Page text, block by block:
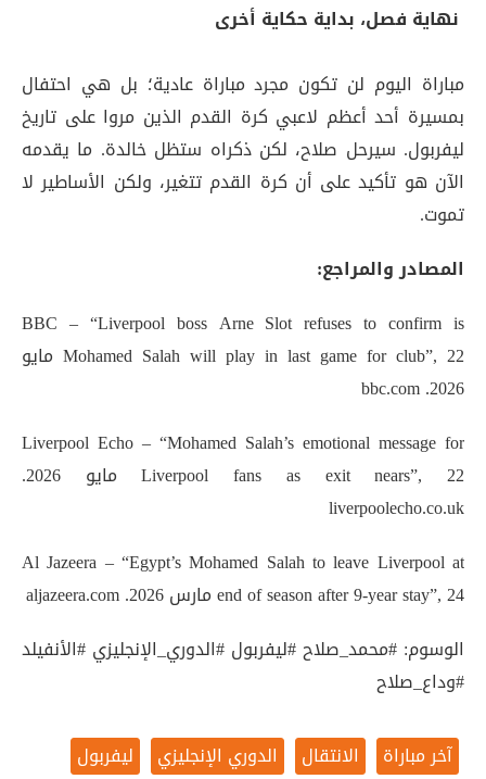
نهاية فصل، بداية حكاية أخرى
مباراة اليوم لن تكون مجرد مباراة عادية؛ بل هي احتفال
بمسيرة أحد أعظم لاعبي كرة القدم الذين مروا على تاريخ
ليفربول. سيرحل صلاح، لكن ذكراه ستظل خالدة. ما يقدمه
الآن هو تأكيد على أن كرة القدم تتغير، ولكن الأساطير لا
تموت.
المصادر والمراجع:
BBC – “Liverpool boss Arne Slot refuses to confirm is
Mohamed Salah will play in last game for club”, 22 مايو
2026. bbc.com
Liverpool Echo – “Mohamed Salah’s emotional message for
Liverpool fans as exit nears”, 22 مايو 2026.
liverpoolecho.co.uk
Al Jazeera – “Egypt’s Mohamed Salah to leave Liverpool at
end of season after 9-year stay”, 24 مارس 2026. aljazeera.com
الوسوم: #محمد_صلاح #ليفربول #الدوري_الإنجليزي #الأنفيلد
#وداع_صلاح
آخر مباراة الانتقال الدوري الإنجليزي ليفربول